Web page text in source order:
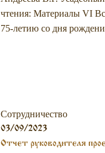
чтения: Материалы VI
75-летию со дня
Сотрудничество
03/09/2023
Отчет руководителя